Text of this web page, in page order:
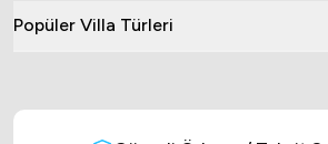
Popüler Villa Türleri